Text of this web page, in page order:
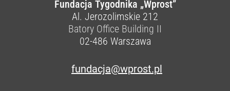
Fundacja Tygodnika „Wprost”
Al. Jerozolimskie 212
Batory Office Building II
02-486 Warszawa
fundacja@wprost.pl